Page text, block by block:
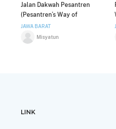
Jalan Dakwah Pesantren
(Pesantren’s Way of
Dakwah)
JAWA BARAT
Misyatun
LINK